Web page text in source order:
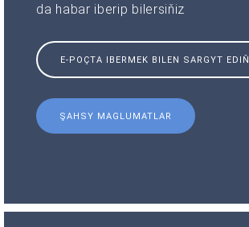
da habar iberip bilersiňiz
E-POÇTA IBERMEK BILEN SARGYT EDIŇ
ŞAHSY MAGLUMATLAR